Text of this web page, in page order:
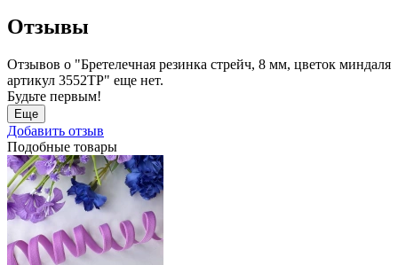
Отзывы
Отзывов о "Бретелечная резинка стрейч, 8 мм, цветок миндаля
артикул 3552ТР" еще нет.
Будьте первым!
Еще
Добавить отзыв
Подобные товары